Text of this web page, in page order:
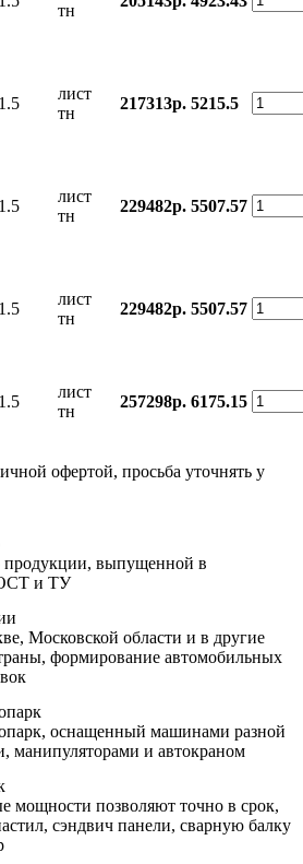
тн
1.5
лист
тн
217313р. 5215.5
1.5
лист
тн
229482р. 5507.57
1.5
лист
тн
229482р. 5507.57
1.5
лист
тн
257298р. 6175.15
офертой, просьба уточнять у
продукции, выпущенной в
и ТУ
Московской области и в другие
формирование автомобильных
оснащенный машинами разной
манипуляторами и автокраном
мощности позволяют точно в срок,
сэндвич панели, сварную балку